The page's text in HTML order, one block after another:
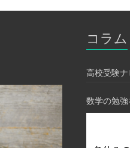
コラム
高校受験
数学の勉